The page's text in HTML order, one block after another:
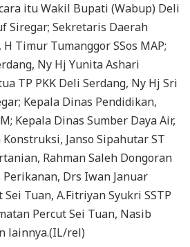
itu Wakil Bupati (Wabup) Deli
Siregar; Sekretaris Daerah
Timur Tumanggor SSos MAP;
Ny Hj Yunita Ashari
TP PKK Deli Serdang, Ny Hj Sri
Kepala Dinas Pendidikan,
Kepala Dinas Sumber Daya Air,
Janso Sipahutar ST
Rahman Saleh Dongoran
Perikanan, Drs Iwan Januar
Sei Tuan, A.Fitriyan Syukri SSTP
Percut Sei Tuan, Nasib
lainnya.(IL/rel)